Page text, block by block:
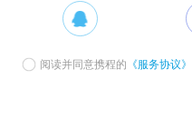
阅读并同意携程的 《服务协议》